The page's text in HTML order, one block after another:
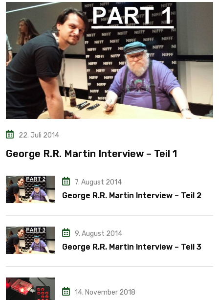
22. Juli 2014
George R.R. Martin Interview – Teil 1
7. August 2014
George R.R. Martin Interview – Teil 2
9. August 2014
George R.R. Martin Interview – Teil 3
14. November 2018